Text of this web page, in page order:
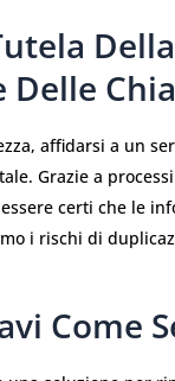
Delle
affidarsi a un
Grazie a
certi che le
i rischi di
Come